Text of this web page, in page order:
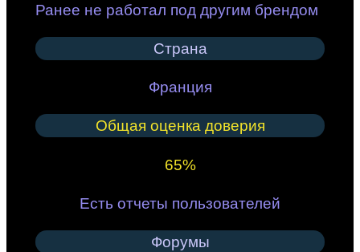
Ранее не работал под другим брендом
Страна
Франция
Общая оценка доверия
65%
Есть отчеты пользователей
Форумы